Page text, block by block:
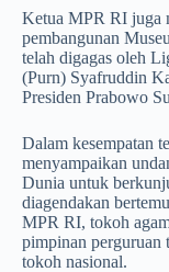
Ketua MPR RI juga
pembangunan
telah digagas oleh
(Purn) Syafruddin
Presiden Prabowo
Dalam kesempatan
menyampaikan
Dunia untuk
diagendakan
MPR RI, tokoh
pimpinan perguruan
tokoh nasional.